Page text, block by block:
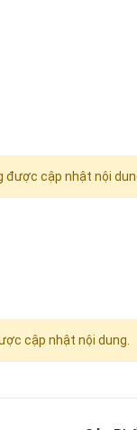
được cập nhật nội
cập nhật nội dung.